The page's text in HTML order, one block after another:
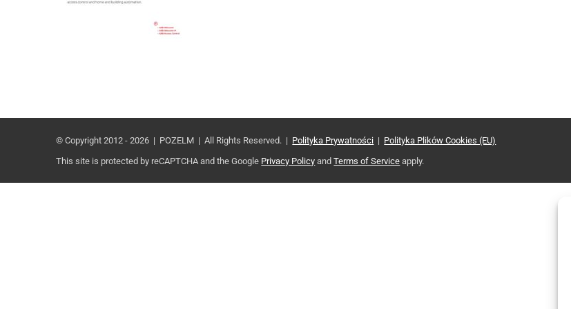
© Copyright 2012 -2026 | POZELM | All Rights Reserved. | Polityka Prywatności | Polityka Plików Cookies (EU)
This site is protected by reCAPTCHA and the Google Privacy Policy andTerms of Service apply.